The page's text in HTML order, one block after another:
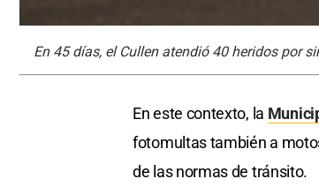
En 45 días, el Cullen atendió 40 heridos por
En este contexto, la
fotomultas también a
de las normas de tránsito.